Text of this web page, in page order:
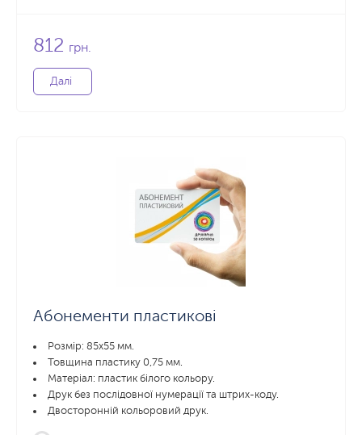
812 грн.
Далі
Абонементи пластикові
Розмір: 85x55 мм.
Товщина пластику 0,75 мм.
Матеріал: пластик білого кольору.
Друк без послідовної нумерації та штрих-коду.
Двосторонній кольоровий друк.